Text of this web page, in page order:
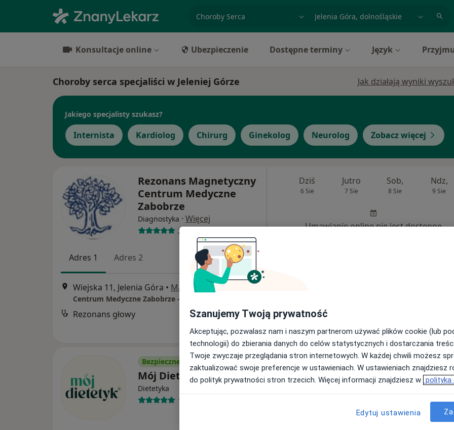
miasto lub dzielnica
Konsultacje online Ubezpieczenie Dostępne terminy Język
Choroby serca specjaliści w Jeleniej Górze Jak działają wyniki
Jakiego specjalisty szukasz?
Internista Kardiolog Chirurg Ginekolog Neurolog Zobacz więcej
Rezonans Magnetyczny
Centrum Medyczne
Zabobrze
Diagnostyka · Więcej
2 opinie
Adres 1 Adres 2
Wiejska 11, Jelenia Góra • Mapa
Rezonans głowy 690 zł
Dziś
6 Sie
Jutro
7 Sie
Sob,
8 Sie
Ndz,
9 Sie
Umawianie online nie jest dostępne
Bezpieczne płatności
Mój Dietetyk
Dietetyka
1018 opinii
Dziś
6 Sie
Jutro
7 Sie
Sob,
8 Sie
Ndz,
9 Sie
Szanujemy Twoją prywatność
Akceptując, pozwalasz nam i naszym partnerom używać plików cookie (lub
technologii) do zbierania danych do celów statystycznych i dostarczania
Twoje zwyczaje przeglądania stron internetowych. W każdej chwili możesz
zaktualizować swoje preferencje w ustawieniach. W ustawieniach znajdziesz
do polityk prywatności stron trzecich. Więcej informacji znajdziesz w polityka
Edytuj ustawienia